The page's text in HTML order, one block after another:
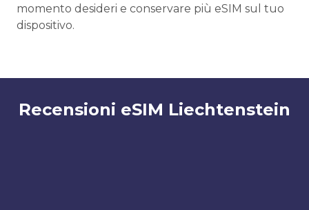
momento desideri e conservare più eSIM sul tuo
dispositivo.
Recensioni eSIM Liechtenstein